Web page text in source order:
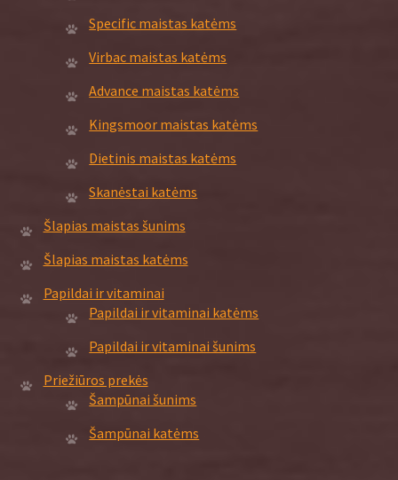
Specific maistas katėms
Virbac maistas katėms
Advance maistas katėms
Kingsmoor maistas katėms
Dietinis maistas katėms
Skanėstai katėms
Šlapias maistas šunims
Šlapias maistas katėms
Papildai ir vitaminai
Papildai ir vitaminai katėms
Papildai ir vitaminai šunims
Priežiūros prekės
Šampūnai šunims
Šampūnai katėms